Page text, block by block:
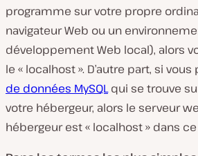
programme sur votre propre
navigateur Web ou un
développement Web local), alors
le « localhost ». D’autre part, si vous
de données MySQLqui se trouve
votre hébergeur, alors le serveur
hébergeur est « localhost » dans